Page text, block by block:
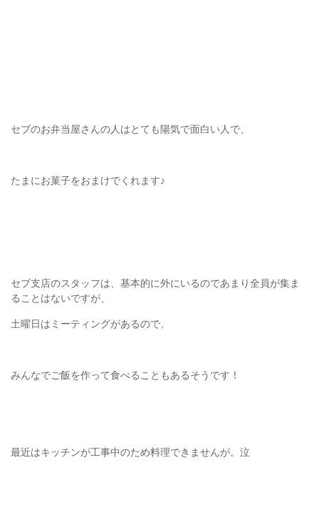
セブのお弁当屋さんの人はとても陽気で面白い人で、
たまにお菓子をおまけでくれます♪
セブ支店のスタッフは、基本的に外にいるのであまり全員が集ま
ることはないですが、
土曜日はミーティングがあるので、
みんなでご飯を作って食べることもあるそうです！
最近はキッチンが工事中のため料理できませんが。泣